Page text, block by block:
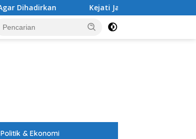
Kejati Jatim dan PGN Bangun Sinergi Strategis
Politik & Ekonomi